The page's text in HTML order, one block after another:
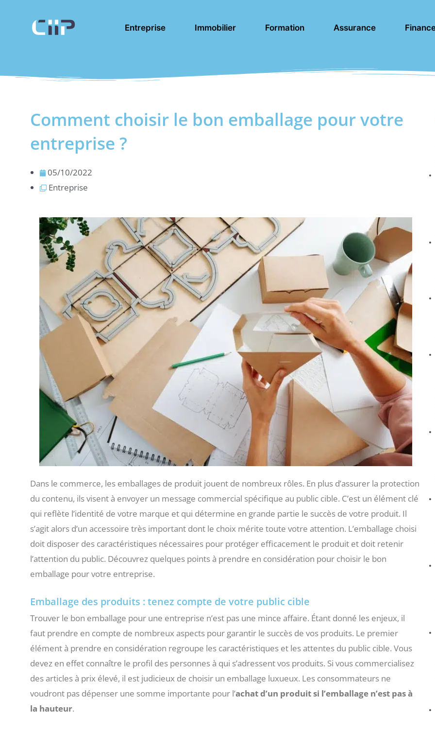
Entreprise Immobilier Formation Assurance
Comment choisir le bon emballage pour votre
entreprise ?
05/10/2022
Entreprise
Dans le commerce, les emballages de produit jouent de nombreux rôles. En plus d’assurer la protection
du contenu, ils visent à envoyer un message commercial spécifique au public cible. C’est un élément clé
qui reflète l’identité de votre marque et qui détermine en grande partie le succès de votre produit. Il
s’agit alors d’un accessoire très important dont le choix mérite toute votre attention. L’emballage choisi
doit disposer des caractéristiques nécessaires pour protéger efficacement le produit et doit retenir
l’attention du public. Découvrez quelques points à prendre en considération pour choisir le bon
emballage pour votre entreprise.
Emballage des produits : tenez compte de votre public cible
Trouver le bon emballage pour une entreprise n’est pas une mince affaire. Étant donné les enjeux, il
faut prendre en compte de nombreux aspects pour garantir le succès de vos produits. Le premier
élément à prendre en considération regroupe les caractéristiques et les attentes du public cible. Vous
devez en effet connaître le profil des personnes à qui s’adressent vos produits. Si vous commercialisez
des articles à prix élevé, il est judicieux de choisir un emballage luxueux. Les consommateurs ne
voudront pas dépenser une somme importante pour l’achat d’un produit si l’emballage n’est pas à
la hauteur.